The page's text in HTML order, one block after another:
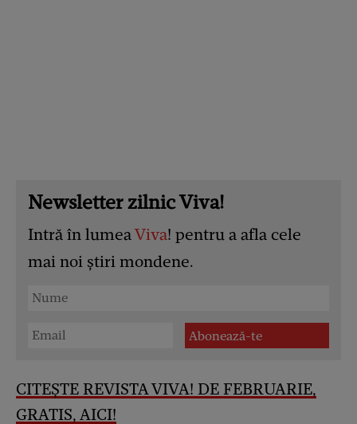
Newsletter zilnic Viva!
Intră în lumeaViva! pentru a afla cele
mai noi știri mondene.
CITEȘTE REVISTA VIVA! DE FEBRUARIE,
GRATIS, AICI!